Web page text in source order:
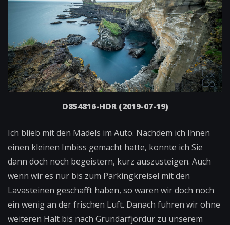
D854816-HDR (2019-07-19)
Ich blieb mit den Mädels im Auto. Nachdem ich Ihnen
einen kleinen Imbiss gemacht hatte, konnte ich Sie
dann doch noch begeistern, kurz auszusteigen. Auch
wenn wir es nur bis zum Parkingkreisel mit den
Lavasteinen geschafft haben, so waren wir doch noch
ein wenig an der frischen Luft. Danach fuhren wir ohne
weiteren Halt bis nach Grundarfjördur zu unserem